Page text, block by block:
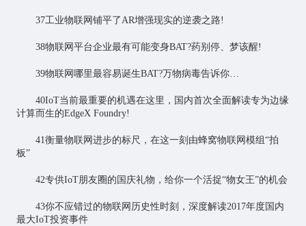
37工业物联网铺平了AR增强现实的逆袭之路!
38物联网平台企业最有可能变身BAT?药别停、梦该醒!
39物联网哪里最容易诞生BAT?万物病毒告诉你…
40IoT当前最重要的机遇在这里，国内首次全面解读专为边缘
计算而生的EdgeX Foundry!
41衡量物联网进步的标尺，在这一刻由蜂窝物联网模组“拍
板”
42专供IoT朋友圈的国庆礼物，给你一个活捉“物女王”的机会
43你不应错过的物联网历史性时刻，深度解读2017年度国内
最大IoT投资事件